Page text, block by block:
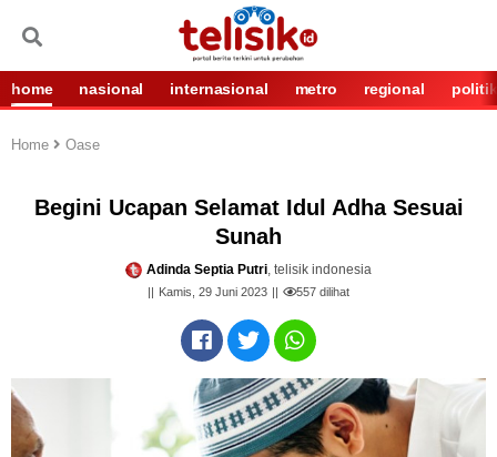
home nasional internasional metro regional politik
Home Oase
Begini Ucapan Selamat Idul Adha Sesuai
Sunah
Adinda Septia Putri, telisik indonesia
Kamis, 29 Juni 2023 557 dilihat